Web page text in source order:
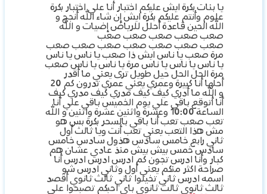
‏يا بنات بكرة ايش عليكم اختبار أنا علي اختبار بكرة
علوم وأنتم عليكم بكرة ايش إن شاء الله أنجح و
الله الحين قاعدة أحلل للرياض إضيات و الله
صعب صعب صعب صعب صعب
صعب صعب صعب صعب صعب صعب صعب
مرة صعب يا ناس ايش ذا صعب يا ناس يا ناس
يا ناس يا ناس يا ناس مرة يا ناس يا ناس صعب
مرة الحل الحل حيل طويل ترى يعني ما أقدر
أحلها أنا كبيرة وعمري يعني عمري تدرون كم 20
و الله ما أدري كيف كيف مدري كيف مدري كيف
أنا أتوقع باقي علي يوم الخميس باقي علي أنا
الساعة 10:00 وعشرة واثنين عشرة واثنين و الله
تعب صعب تعب أنا باقي بالسحر بكرة بس هو
مش هذا التعب يعني تعب أنت ويا ثالث أول
ثاني رابع خامس سادس هذول سادس خامس
سادس خمس بيش بيش منذ عادي عشان هم
كبار وأنا ادرس تجون كم ادرس ادرس ادرس أنا
صراحة اكثر منكم يعني أول وثاني ادرس شو
اسمه ادرس ثاني تخيلوا ثاني ثالث ثانوي أقصد
ثالث ثانوي ثالث ثانوي باي احبكم تصبحوا على